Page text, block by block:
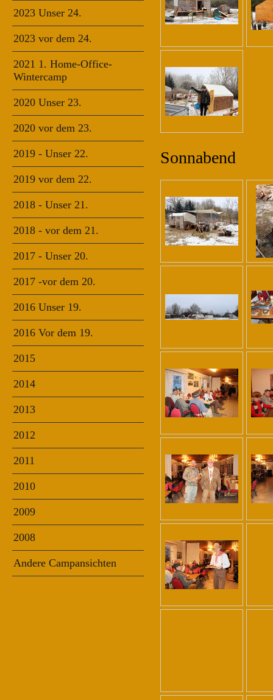
2023 Unser 24.
2023 vor dem 24.
2021 1. Home-Office-
Wintercamp
2020 Unser 23.
2020 vor dem 23.
2019 - Unser 22.
2019 vor dem 22.
2018 - Unser 21.
2018 - vor dem 21.
2017 - Unser 20.
2017 -vor dem 20.
2016 Unser 19.
2016 Vor dem 19.
2015
2014
2013
2012
2011
2010
2009
2008
Andere Campansichten
Sonnabend